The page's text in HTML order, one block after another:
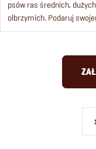
psów ras średnich,
olbrzymich. Podaruj
wyjątkową ucztę w